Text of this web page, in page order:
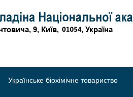
Українське біохімічне товариство